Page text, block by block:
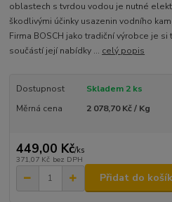
oblastech s tvrdou vodou je nutné
škodlivými účinky usazenin vodního
Firma BOSCH jako tradiční výrobce je
součástí její nabídky ... celý popis
Dostupnost
Skladem 2 ks
Měrná cena
2 078,70 Kč / Kg
449,00 Kč/ks
371,07 Kč bez DPH
Přidat do